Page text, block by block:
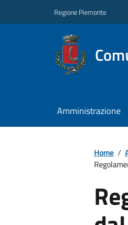
Regione Piemonte
Amministrazione
Home /